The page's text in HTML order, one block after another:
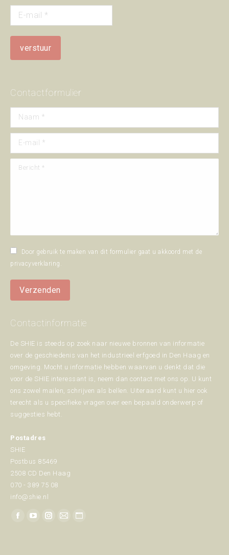
Contactformulier
Naam *
E-mail *
Bericht *
Door gebruik te maken van dit formulier gaat u akkoord met de
privacyverklaring
Verzenden
Contactinformatie
De SHIE is steeds op zoek naar nieuwe bronnen van informatie
over de geschiedenis van het industrieel erfgoed in Den Haag en
omgeving. Mocht u informatie hebben waarvan u denkt dat die
voor de SHIE interessant is, neem dan contact met ons op. U kunt
ons zowel mailen, schrijven als bellen. Uiteraard kunt u hier ook
terecht als u specifieke vragen over een bepaald onderwerp of
suggesties hebt.
Postadres
SHIE
Postbus 85469
2508 CD Den Haag
070 - 389 75 08
info@shie.nl
Vind ons op:
FacebookYouTubeInstagram
Mail Website